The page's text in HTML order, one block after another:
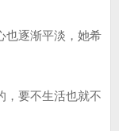
逐渐平淡，她希
要不生活也就不